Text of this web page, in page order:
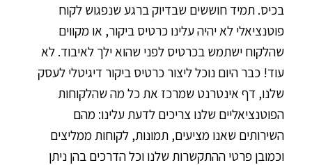
בכיס. תמיד חוששים שבדיוק ברגע שנפגוש לקוח
פוטנציאלי לא יהיה עלינו כרטיס ביקור, או מקווים
שהלקוח ישתמש בכרטיס לפני שהוא ילך לאיבוד. לא
עוד! כבר היום נוכל ליצור כרטיס ביקור דיגיטלי לעסק
שלנו, דף אינטרנט שמרכז את כל מה שהלקוחות
הפוטנציאליים שלנו צריכים לדעת עלינו: מהם
השירותים שאנו מציעים, תמונות, לקוחות ממליצים
וכמובן פרטי ההתקשרות שלנו וכל הדרכים בהן ניתן